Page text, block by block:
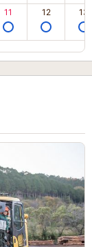
11 12 13